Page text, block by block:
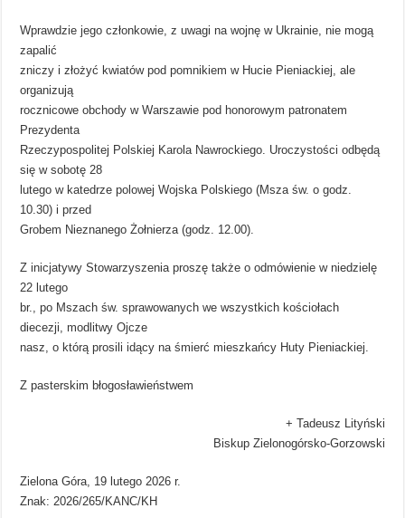
Wprawdzie jego członkowie, z uwagi na wojnę w Ukrainie, nie mogą
zapalić
zniczy i złożyć kwiatów pod pomnikiem w Hucie Pieniackiej, ale
organizują
rocznicowe obchody w Warszawie pod honorowym patronatem
Prezydenta
Rzeczypospolitej Polskiej Karola Nawrockiego. Uroczystości odbędą
się w sobotę 28
lutego w katedrze polowej Wojska Polskiego (Msza św. o godz.
10.30) i przed
Grobem Nieznanego Żołnierza (godz. 12.00).
Z inicjatywy Stowarzyszenia proszę także o odmówienie w niedzielę
22 lutego
br., po Mszach św. sprawowanych we wszystkich kościołach
diecezji, modlitwy Ojcze
nasz, o którą prosili idący na śmierć mieszkańcy Huty Pieniackiej.
Z pasterskim błogosławieństwem
+ Tadeusz Lityński
Biskup Zielonogórsko-Gorzowski
Zielona Góra, 19 lutego 2026 r.
Znak: 2026/265/KANC/KH